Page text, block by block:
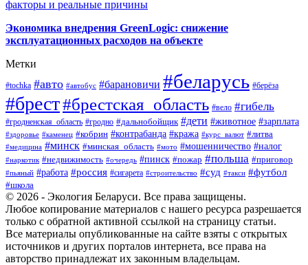
факторы и реальные причины
Экономика внедрения GreenLogic: снижение
эксплуатационных расходов на объекте
Метки
#tochka #авто #автобус #барановичи #беларусь #берёза
#брест#брестская_область #вело #гибель
#гродненская_область #гродно #дальнобойщик #дети #животное #зарплата
#здоровье #каменец #кобрин #контрабанда #кража #курс_валют #литва
#медицина #минск #минская_область #мото #мошенничество #налог
#наркотик #недвижимость #очередь #пинск #пожар #польша #приговор
#пьяный #работа #россия #сигарета #строительство #суд #такси #футбол
#школа
© 2026 - Экология Беларуси. Все права защищены.
Любое копирование материалов с нашего ресурса разрешается
только с обратной активной ссылкой на страницу статьи.
Все материалы опубликованные на сайте взяты с открытых
источников и других порталов интернета, все права на
авторство принадлежат их законным владельцам.